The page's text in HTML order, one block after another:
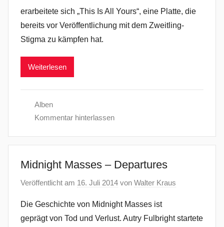
erarbeitete sich „This Is All Yours“, eine Platte, die
bereits vor Veröffentlichung mit dem Zweitling-
Stigma zu kämpfen hat.
Weiterlesen
Alben
Kommentar hinterlassen
Midnight Masses – Departures
Veröffentlicht am 16. Juli 2014 von Walter Kraus
Die Geschichte von Midnight Masses ist
geprägt von Tod und Verlust. Autry Fulbright startete